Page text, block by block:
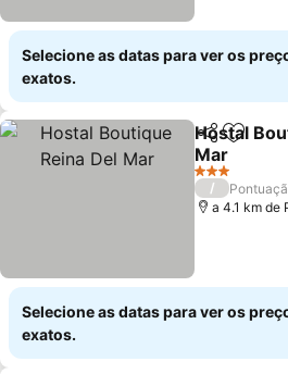
Selecione as datas para ver os
exatos.
Partilhar
Hostal
Mar
Ver preços
3 Estrelas
/
a 4.1 km de
Selecione as datas para ver os
exatos.